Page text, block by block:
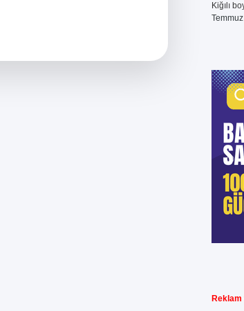
Kiğılı